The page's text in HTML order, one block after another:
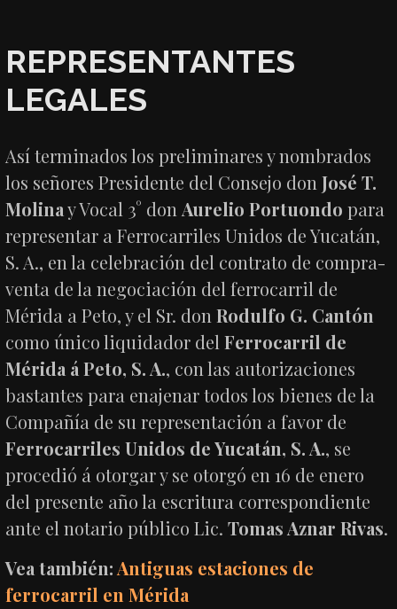
REPRESENTANTES
LEGALES
Así terminados los preliminares y nombrados
los señores Presidente del Consejo donJosé T.
Molinay Vocal 3° don Aurelio Portuondo para
representar a Ferrocarriles Unidos de Yucatán,
S. A., en la celebración del contrato de compra-
venta de la negociación del ferrocarril de
Mérida a Peto, y el Sr. donRodulfo G. Cantón
como único liquidador delFerrocarril de
Mérida á Peto, S. A., con las autorizaciones
bastantes para enajenar todos los bienes de la
Compañía de su representación a favor de
Ferrocarriles Unidos de Yucatán, S. A., se
procedió á otorgar y se otorgó en 16 de enero
del presente año la escritura correspondiente
ante el notario público Lic.Tomas Aznar Rivas.
Vea también:Antiguas estaciones de
ferrocarril en Mérida